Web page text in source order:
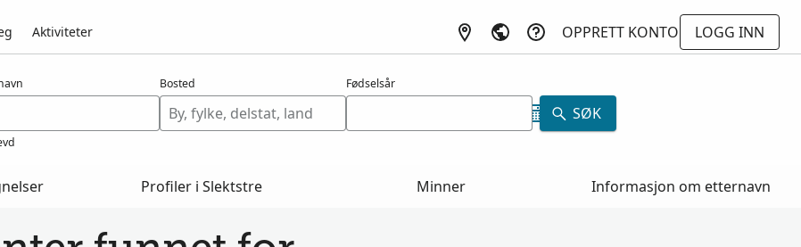
Aktiviteter OPPRETT KONTO
LOGG INN
Bosted Fødselsår
SØK
Profiler i Slektstre Minner Informasjon om etternavn